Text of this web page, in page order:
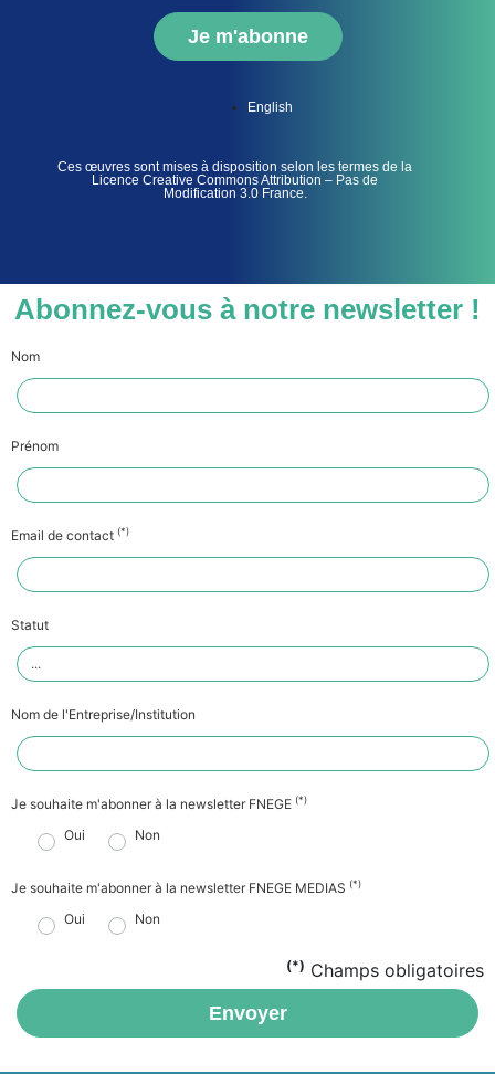
Je m'abonne
English
Ces œuvres sont mises à disposition selon les termes de la
Licence Creative Commons Attribution – Pas de
Modification 3.0 France.
Abonnez-vous à notre newsletter !
Nom
Prénom
Email de contact (*)
Statut
Nom de l'Entreprise/Institution
Je souhaite m'abonner à la newsletter FNEGE (*)
Oui Non
Je souhaite m'abonner à la newsletter FNEGE MEDIAS (*)
Oui Non
(*) Champs obligatoires
Envoyer